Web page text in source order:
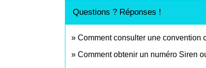
Questions ? Réponses !
Comment consulter une convention
Comment obtenir un numéro Siren